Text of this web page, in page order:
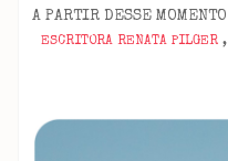
A PARTIR DESSE MOMENTO
ESCRITORA RENATA PILGER,